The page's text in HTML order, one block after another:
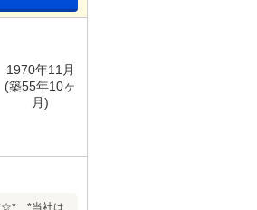
1970年11月
(築55年10ヶ
月)
*当社は